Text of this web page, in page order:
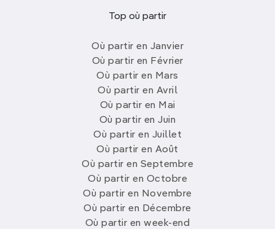
Top où partir
Où partir en Janvier
Où partir en Février
Où partir en Mars
Où partir en Avril
Où partir en Mai
Où partir en Juin
Où partir en Juillet
Où partir en Août
Où partir en Septembre
Où partir en Octobre
Où partir en Novembre
Où partir en Décembre
Où partir en week-end